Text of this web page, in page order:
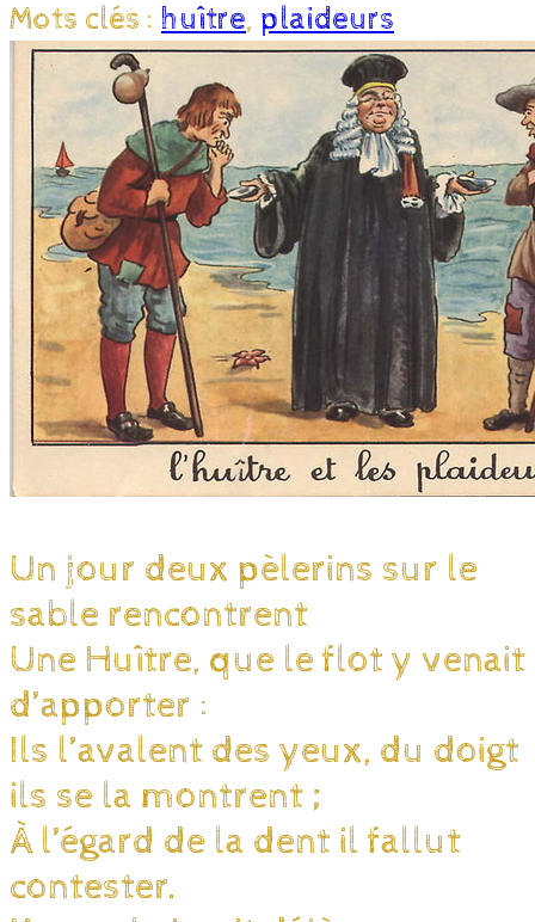
Mots clés : huître, plaideurs
Un jour deux pèlerins sur le
sable rencontrent
Une Huître, que le flot y venait
d’apporter :
Ils l’avalent des yeux, du doigt
ils se la montrent ;
À l’égard de la dent il fallut
contester.